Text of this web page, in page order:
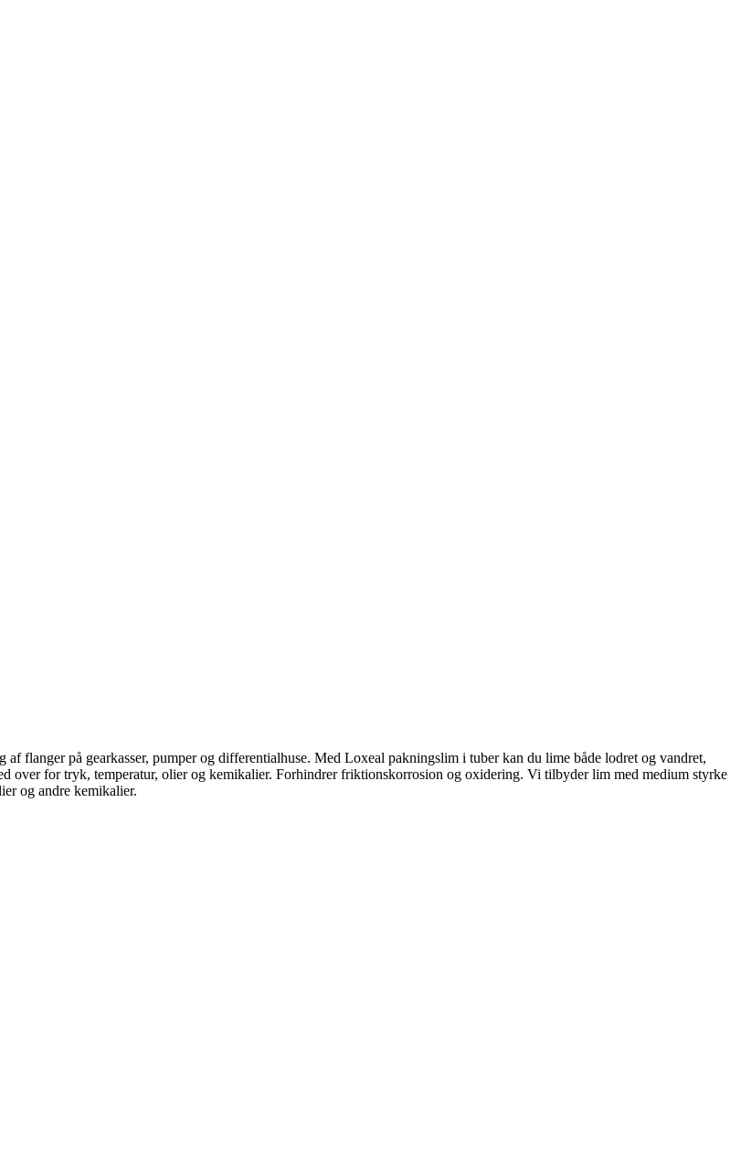
flanger på gearkasser, pumper og differentialhuse. Med Loxeal pakningslim i tuber kan du lime både lodret og vandret,
over for tryk, temperatur, olier og kemikalier. Forhindrer friktionskorrosion og oxidering. Vi tilbyder lim med medium styrke
og andre kemikalier.